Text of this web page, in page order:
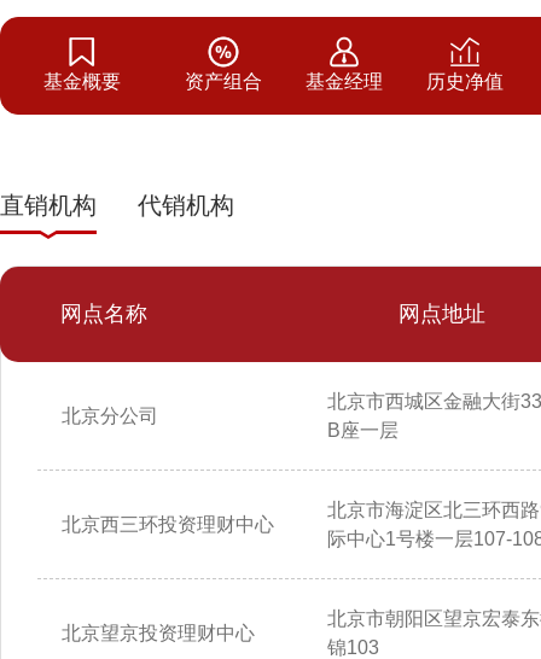
基金概要 资产组合 基金经理 历史净值
直销机构 代销机构
网点名称 网点地址
北京分公司
北京市西城区金融大街
B座一层
北京西三环投资理财中心
北京市海淀区北三环西
际中心1号楼一层107-
北京望京投资理财中心
北京市朝阳区望京宏泰
锦103